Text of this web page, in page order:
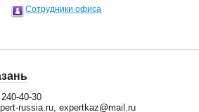
Сотрудники офиса
40-30
russia.ru, expertkaz@mail.ru